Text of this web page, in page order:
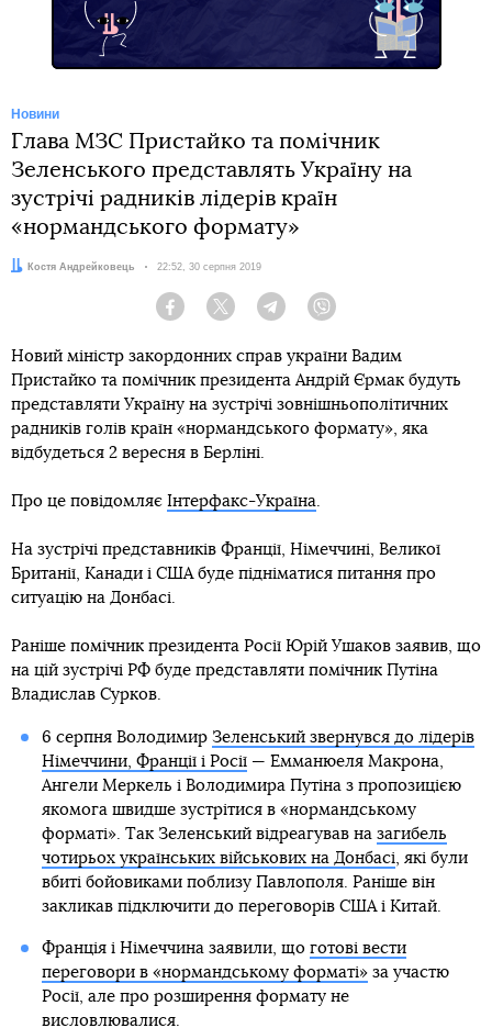
Новини
Глава МЗС Пристайко та помічник
Зеленського представлять Україну на
зустрічі радників лідерів країн
«нормандського формату»
Автор:Костя Андрейковець Дата:
22:52, 30 серпня 2019
Facebook Twitter Telegram
Новий міністр закордонних справ україни Вадим
Пристайко та помічник президента Андрій Єрмак будуть
представляти Україну на зустрічі зовнішньополітичних
радників голів країн «нормандського формату», яка
відбудеться 2 вересня в Берліні.
Про це повідомляє Інтерфакс-Україна.
На зустрічі представників Франції, Німеччині, Великої
Британії, Канади і США буде підніматися питання про
ситуацію на Донбасі.
Раніше помічник президента Росії Юрій Ушаков заявив, що
на цій зустрічі РФ буде представляти помічник Путіна
Владислав Сурков.
6 серпня Володимир Зеленський звернувся до лідерів
Німеччини, Франції і Росії— Емманюеля Макрона,
Ангели Меркель і Володимира Путіна з пропозицією
якомога швидше зустрітися в «нормандському
форматі». Так Зеленський відреагував на загибель
чотирьох українських військових на Донбасі, які були
вбиті бойовиками поблизу Павлополя. Раніше він
закликав підключити до переговорів США і Китай.
Франція і Німеччина заявили, що готові вести
переговори в «нормандському форматі»за участю
Росії, але про розширення формату не
висловлювалися.